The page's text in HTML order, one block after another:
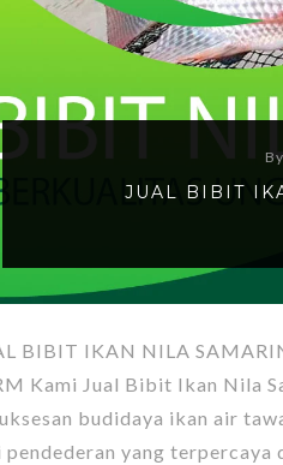
JUAL BIBIT
BIBIT IKAN NILA
Kami Jual Bibit Ikan Nila
budidaya ikan air
pendederan yang